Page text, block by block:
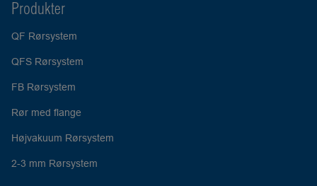
Produkter
QF Rørsystem
QFS Rørsystem
FB Rørsystem
Rør med flange
Højvakuum Rørsystem
2-3 mm Rørsystem